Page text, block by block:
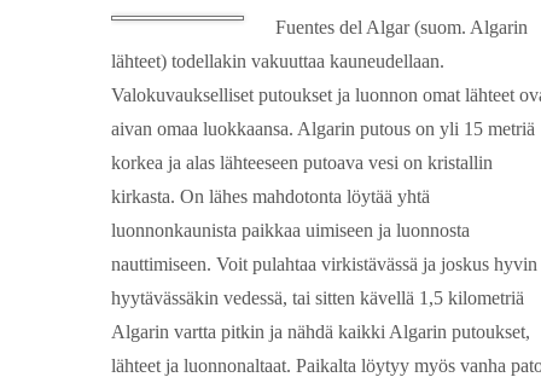
Fuentes del Algar (suom. Algarin
lähteet) todellakin vakuuttaa kauneudellaan.
Valokuvaukselliset putoukset ja luonnon omat lähteet
aivan omaa luokkaansa. Algarin putous on yli 15 metriä
korkea ja alas lähteeseen putoava vesi on kristallin
kirkasta. On lähes mahdotonta löytää yhtä
luonnonkaunista paikkaa uimiseen ja luonnosta
nauttimiseen. Voit pulahtaa virkistävässä ja joskus hyvin
hyytävässäkin vedessä, tai sitten kävellä 1,5 kilometriä
Algarin vartta pitkin ja nähdä kaikki Algarin putoukset,
lähteet ja luonnonaltaat. Paikalta löytyy myös vanha